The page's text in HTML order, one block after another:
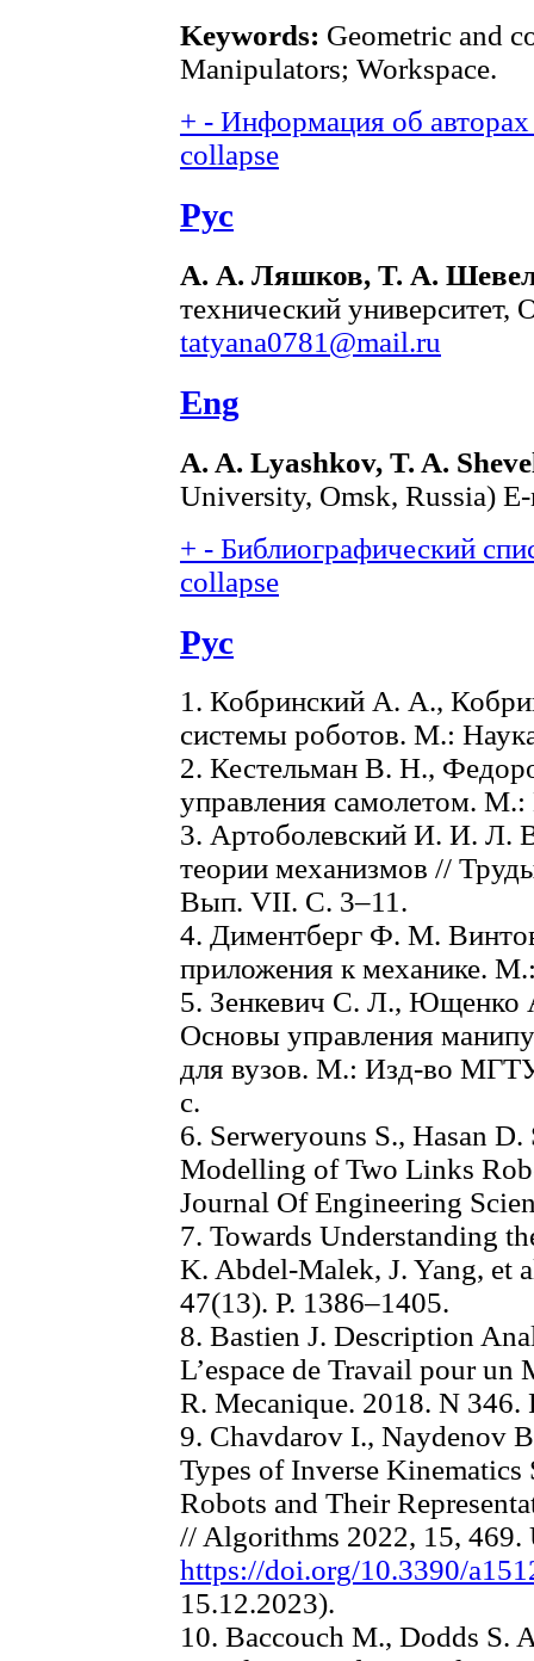
Keywords: Geometric and
Manipulators; Workspace.
+ - Информация об
collapse
Рус
А. А. Ляшков, Т. А.
технический
tatyana0781@mail.ru
Eng
A. A. Lyashkov, T. A.
University, Omsk, Russia)
+ - Библиографический
collapse
Рус
1. Кобринский А. А.,
системы роботов. М.:
2. Кестельман В. Н.,
управления самолетом.
3. Артоболевский И. И. Л.
теории механизмов //
Вып. VII. С. 3‒11.
4. Диментберг Ф. М.
приложения к механике.
5. Зенкевич С. Л., Ющенко
Основы управления
для вузов. М.: Изд-во
с.
6. Serweryouns S., Hasan
Modelling of Two Links
Journal Of Engineering
7. Towards Understanding
K. Abdel-Malek, J. Yang, et
47(13). P. 1386‒1405.
8. Bastien J. Description
L’espace de Travail pour un
R. Mecanique. 2018. N 346.
9. Chavdarov I., Naydenov
Types of Inverse
Robots and Their
// Algorithms 2022, 15, 469.
https://doi.org/10.3390/
15.12.2023).
10. Baccouch M., Dodds S.